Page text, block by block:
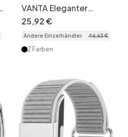
VANTA Eleganter
Smart-Fitness-Tracker
mit komfortablem
Gummiband
25,92€
Andere Einzelhändler 46,63€
2 Farben